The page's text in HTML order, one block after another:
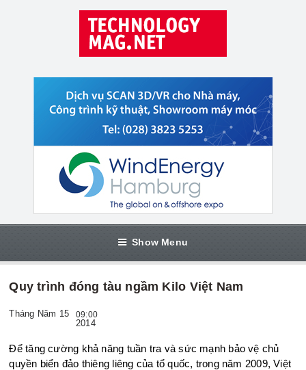
Show Menu
Quy trình đóng tàu ngầm Kilo Việt Nam
Tháng Năm 15 09:00
2014
Để tăng cường khả năng tuần tra và sức mạnh bảo vệ chủ
quyền biển đảo thiêng liêng của tổ quốc, trong năm 2009, Việt